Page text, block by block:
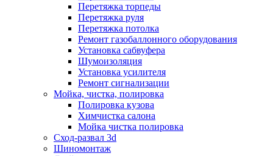
Перетяжка торпеды
Перетяжка руля
Перетяжка потолка
Ремонт газобаллонного оборудования
Установка сабвуфера
Шумоизоляция
Установка усилителя
Ремонт сигнализации
Мойка, чистка, полировка
Полировка кузова
Химчистка салона
Мойка чистка полировка
Сход-развал 3d
Шиномонтаж